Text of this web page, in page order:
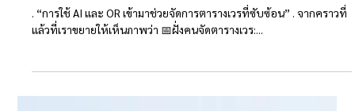
ตารางเวรที่ซับซ้อน
. “การใช้ AI และ OR เข้ามาช่วยจัดการตารางเวรที่ซับซ้อน” . จากคราวที่